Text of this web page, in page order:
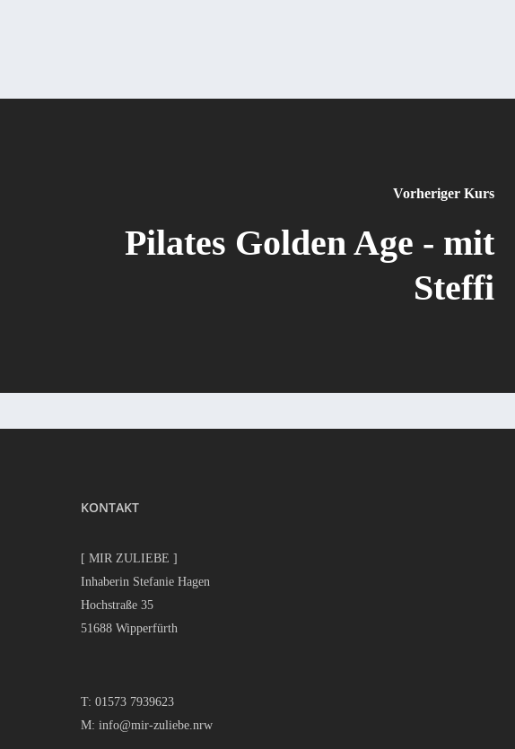
Vorheriger Kurs
Pilates Golden Age - mit
Steffi
KONTAKT
[ MIR ZULIEBE ]
Inhaberin Stefanie Hagen
Hochstraße 35
51688 Wipperfürth
T: 01573 7939623
M: info@mir-zuliebe.nrw